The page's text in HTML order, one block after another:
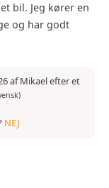
bil. Jeg kører en
og har godt
af Mikael efter et
NEJ